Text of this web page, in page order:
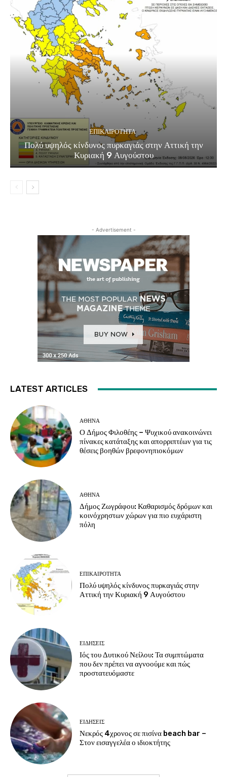
ΕΠΙΚΑΙΡΟΤΗΤΑ
Πολύ υψηλός κίνδυνος πυρκαγιάς στην Αττική την
Κυριακή 9 Αυγούστου
- Advertisement -
LATEST ARTICLES
ΑΘΗΝΑ
Ο Δήμος Φιλοθέης – Ψυχικού ανακοινώνει
πίνακες κατάταξης και απορριπτέων για τις
θέσεις βοηθών βρεφονηπιοκόμων
ΑΘΗΝΑ
Δήμος Ζωγράφου: Καθαρισμός δρόμων και
κοινόχρηστων χώρων για πιο ευχάριστη
πόλη
ΕΠΙΚΑΙΡΟΤΗΤΑ
Πολύ υψηλός κίνδυνος πυρκαγιάς στην
Αττική την Κυριακή 9 Αυγούστου
ΕΙΔΗΣΕΙΣ
Ιός του Δυτικού Νείλου: Τα συμπτώματα
που δεν πρέπει να αγνοούμε και πώς
προστατευόμαστε
ΕΙΔΗΣΕΙΣ
Νεκρός 4χρονος σε πισίνα beach bar –
Στον εισαγγελέα ο ιδιοκτήτης